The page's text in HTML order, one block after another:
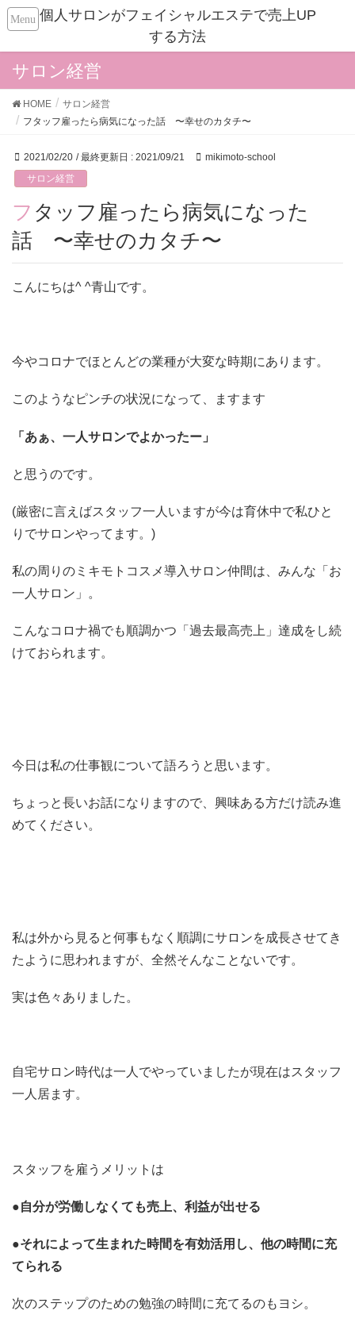
個人サロンがフェイシャルエステで売上UP
する方法
サロン経営
HOME
サロン経営
フタッフ雇ったら病気になった話 〜幸せのカタチ〜
2021/02/20 / 最終更新日 : 2021/09/21
mikimoto-school
サロン経営
フタッフ雇ったら病気になった
話 〜幸せのカタチ〜
こんにちは^ ^青山です。
今やコロナでほとんどの業種が大変な時期にあります。
このようなピンチの状況になって、ますます
「あぁ、一人サロンでよかったー」
と思うのです。
(厳密に言えばスタッフ一人いますが今は育休中で私ひと
りでサロンやってます。)
私の周りのミキモトコスメ導入サロン仲間は、みんな「お
一人サロン」。
こんなコロナ禍でも順調かつ「過去最高売上」達成をし続
けておられます。
今日は私の仕事観について語ろうと思います。
ちょっと長いお話になりますので、興味ある方だけ読み進
めてください。
私は外から見ると何事もなく順調にサロンを成長させてき
たように思われますが、全然そんなことないです。
実は色々ありました。
自宅サロン時代は一人でやっていましたが現在はスタッフ
一人居ます。
スタッフを雇うメリットは
●自分が労働しなくても売上、利益が出せる
●それによって生まれた時間を有効活用し、他の時間に充
てられる
次のステップのための勉強の時間に充てるのもヨシ。